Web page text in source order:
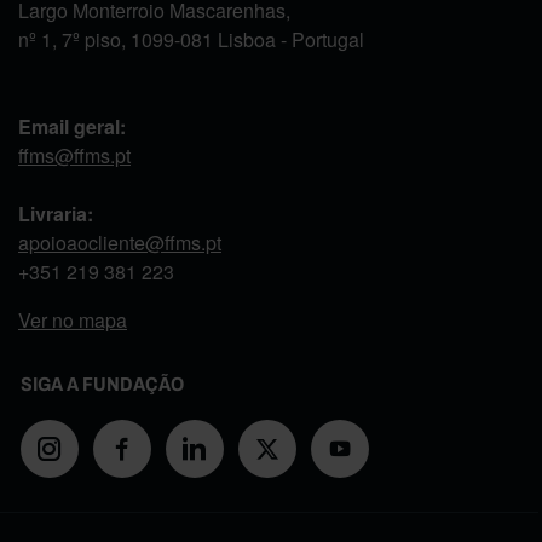
Largo Monterroio Mascarenhas,
nº 1, 7º piso, 1099-081 Lisboa - Portugal
Email geral:
ffms@ffms.pt
Livraria:
apoioaocliente@ffms.pt
+351 219 381 223
Ver no mapa
SIGA A FUNDAÇÃO